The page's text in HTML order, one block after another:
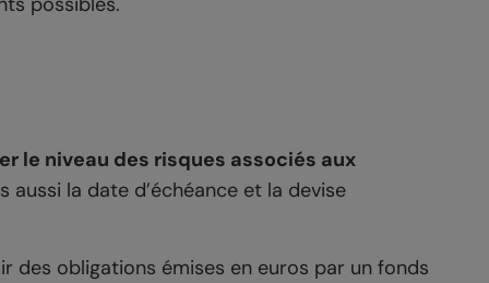
le niveau des risques associés aux
aussi la date d’échéance et la devise
des obligations émises en euros par un fonds